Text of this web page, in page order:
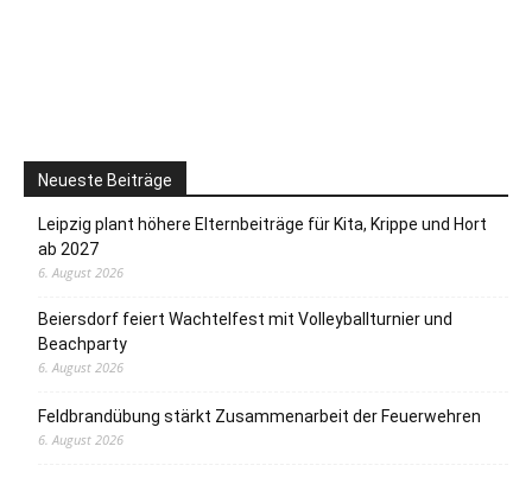
Neueste Beiträge
Leipzig plant höhere Elternbeiträge für Kita, Krippe und Hort
ab 2027
6. August 2026
Beiersdorf feiert Wachtelfest mit Volleyballturnier und
Beachparty
6. August 2026
Feldbrandübung stärkt Zusammenarbeit der Feuerwehren
6. August 2026